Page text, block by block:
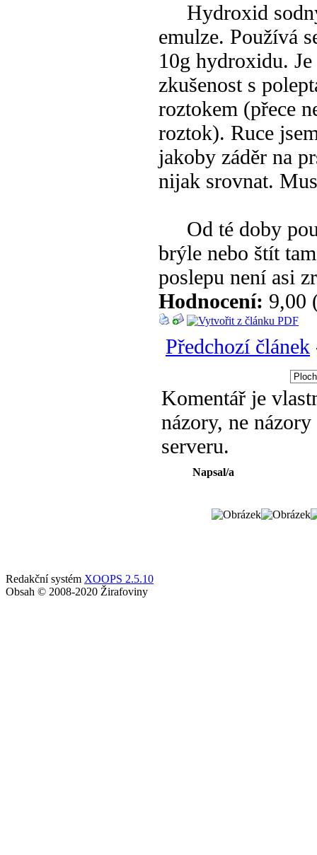
Hydroxid
emulze. Používá
10g hydroxidu.
zkušenost s
roztokem (přece
roztok). Ruce
jakoby záděr na
nijak srovnat.
Od té doby
brýle nebo štít
poslepu není asi
Hodnocení: 9,00
Předchozí článek
Komentář je
názory, ne
serveru.
Napsal/a
Redakční systém XOOPS 2.5.10
Obsah © 2008-2020 Žirafoviny